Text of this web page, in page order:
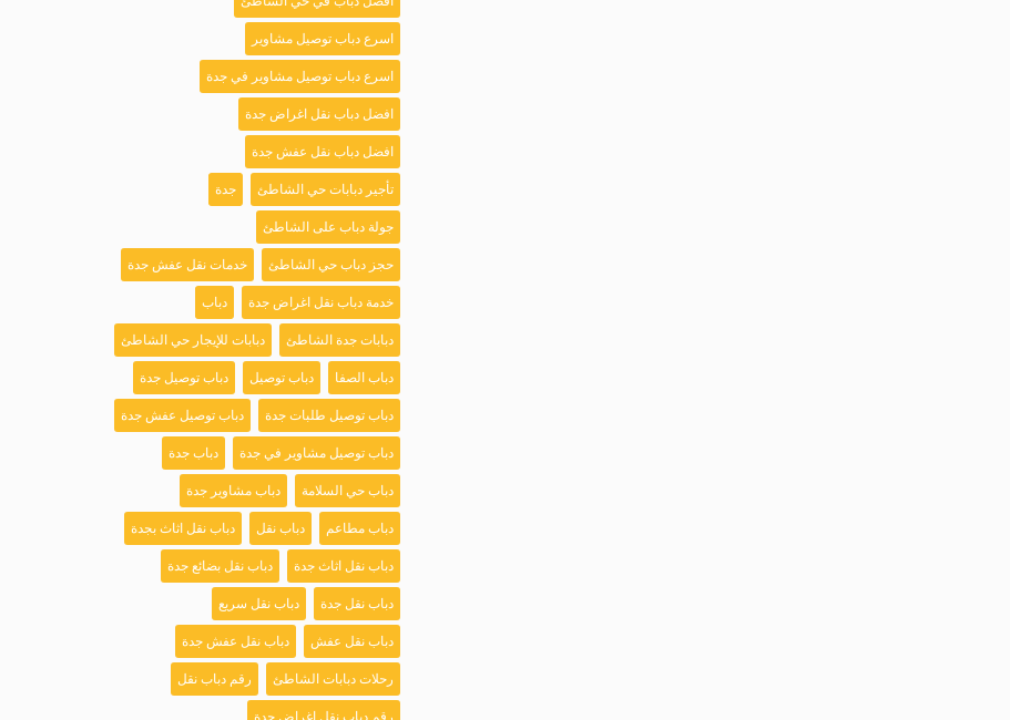
اسرع دباب توصيل مشاوير
اسرع دباب توصيل مشاوير في جدة
افضل دباب نقل اغراض جدة
افضل دباب نقل عفش جدة
تأجير دبابات حي الشاطئ جدة
جولة دباب على الشاطئ
حجز دباب حي الشاطئ خدمات نقل عفش جدة
خدمة دباب نقل اغراض جدة دباب
دبابات جدة الشاطئ دبابات للإيجار حي الشاطئ
دباب الصفا دباب توصيل دباب توصيل جدة
دباب توصيل طلبات جدة دباب توصيل عفش جدة
دباب توصيل مشاوير في جدة دباب جدة
دباب حي السلامة دباب مشاوير جدة
دباب مطاعم دباب نقل دباب نقل اثاث بجدة
دباب نقل اثاث جدة دباب نقل بضائع جدة
دباب نقل جدة دباب نقل سريع
دباب نقل عفش دباب نقل عفش جدة
رحلات دبابات الشاطئ رقم دباب نقل
رقم دباب نقل اغراض جدة